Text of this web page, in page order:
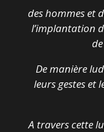
des hommes et
l’implantation
De manière
leurs gestes et
A travers cette